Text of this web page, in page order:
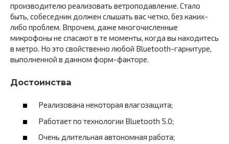
производителю реализовать ветроподавление. Стало
быть, собеседник должен слышать вас четко, без каких-
либо проблем. Впрочем, даже многочисленные
микрофоны не спасают в те моменты, когда вы находитесь
в метро. Но это свойственно любой Bluetooth-гарнитуре,
выполненной в данном форм-факторе.
Достоинства
Реализована некоторая влагозащита;
Работает по технологии Bluetooth 5.0;
Очень длительная автономная работа;